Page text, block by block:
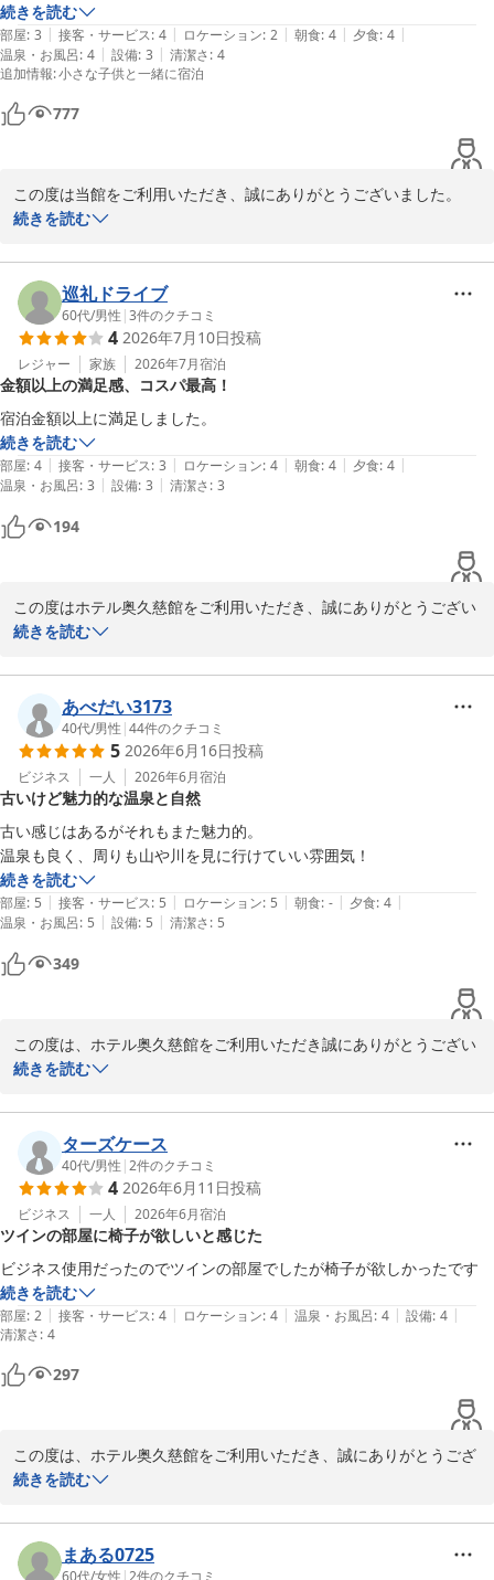
奥久慈館
鈴木
大子温泉 ホテル奥久慈館（伊東園ホテルズ）
2026-05-18
だいています。
朝食と夕食のバイキングも充実していて満足ではありますが、強いて言
えば少しだけでも内容を変えていただければ更に最高です。
例えばスパゲッティのタラコパスタを違う味にするとか？
お皿などの後片付けに来る従業員さんのおじさんがとても優しげで感じ
が良かったです。
続きを読む
部屋: 3 | 接客・サービス: 4 | ロケーション: 2 | 朝食: 4 | 夕食: 4 |
温泉・お風呂: 4 | 設備: 3 | 清潔さ: 4
追加情報:小さな子供と一緒に宿泊
777
この度は当館をご利用いただき、誠にありがとうございました。
共も大変嬉しく思います。
当館では他にも、お部屋で遊べるファミリーゲームの貸出などをご
用意しておりますので、次回ぜひご利用くださいませ。
また、お食事のメニューの件も貴重なご意見をいただきありがとう
ございます。
今後の改善に努めてまいります。
またのご来館をお待ちしております。
奥久慈館 　　鈴木
2026-05-07
続きを読む
巡礼ドライブ
60代/男性 |3件のクチコミ
4 2026年7月10日投稿
レジャー 家族 2026年7月宿泊
金額以上の満足感、コスパ最高！
宿泊金額以上に満足しました。
続きを読む
部屋: 4 | 接客・サービス: 3 | ロケーション: 4 | 朝食: 4 | 夕食: 4 |
温泉・お風呂: 3 | 設備: 3 | 清潔さ: 3
194
この度はホテル奥久慈館をご利用いただき、誠にありがとうござい
ます。
「金額以上の満足感」との大変嬉しいお言葉を頂戴し、
スタッフ一同感激しております。
コストパフォーマンスにご満足いただけたようで、何よりでござい
ます。
今後もお客様に快適にお過ごしいただけるよう、サービスの向上に
努めてまいります。
またのお越しを心よりお待ちしております。
ホテル奥久慈館
菊池
大子温泉 ホテル奥久慈館（伊東園ホテルズ）
2026-07-15
続きを読む
あべだい3173
40代/男性 |44件のクチコミ
5 2026年6月16日投稿
ビジネス 一人 2026年6月宿泊
古いけど魅力的な温泉と自然
古い感じはあるがそれもまた魅力的。
温泉も良く、周りも山や川を見に行けていい雰囲気！
続きを読む
部屋: 5 | 接客・サービス: 5 | ロケーション: 5 | 朝食: - | 夕食: 4 |
温泉・お風呂: 5 | 設備: 5 | 清潔さ: 5
349
この度は、ホテル奥久慈館をご利用いただき誠にありがとうござい
ました。
「古さはあるものの魅力的」とのお言葉をいただき、スタッフ一同
大変励みになると同時に、
温かいご評価に救われる思いでございます。
当館を囲む山々は、季節ごとに美しい彩りを見せてくれます。
また異なる季節にも、ぜひ足をお運びいただけますと幸いです。
またのお越しを、心よりお待ち申し上げております。
ホテル奥久慈館
鈴木
大子温泉 ホテル奥久慈館（伊東園ホテルズ）
続きを読む
ターズケース
40代/男性 |2件のクチコミ
4 2026年6月11日投稿
ビジネス 一人 2026年6月宿泊
ツインの部屋に椅子が欲しいと感じた
ビジネス使用だったのでツインの部屋でしたが椅子が欲しかったです
続きを読む
部屋: 2 | 接客・サービス: 4 | ロケーション: 4 | 温泉・お風呂: 4 | 設備: 4 |
清潔さ: 4
297
この度は、ホテル奥久慈館をご利用いただき、誠にありがとうござ
いました。
ご滞在に際しまして、客室に椅子がなく、大変ご不便をおかけいた
しましたことを深くお詫び申し上げます。
続きを読む
まある0725
60代/女性 | 2件のクチコミ